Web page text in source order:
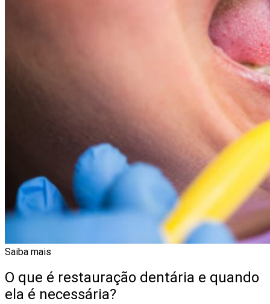
Saiba mais
O que é restauração dentária e quando
ela é necessária?